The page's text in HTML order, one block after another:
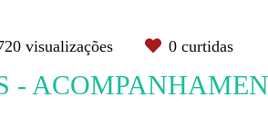
visualizações 0 curtidas
-